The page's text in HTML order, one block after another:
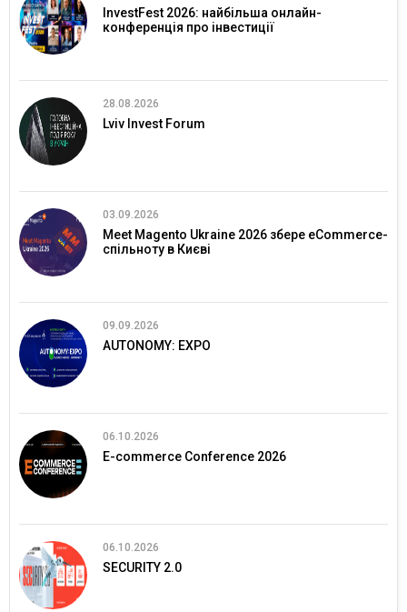
InvestFest 2026: найбільша онлайн-
конференція про інвестиції
28.08.2026
Lviv Invest Forum
03.09.2026
Meet Magento Ukraine 2026 збере eCommerce-
спільноту в Києві
09.09.2026
AUTONOMY: EXPO
06.10.2026
E-commerce Conference 2026
06.10.2026
SECURITY 2.0